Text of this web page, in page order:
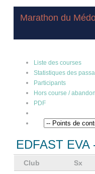
Marathon du
Liste des courses
Statistiques des
Participants
Hors course /
PDF
EDFAST EVA
Club Sx